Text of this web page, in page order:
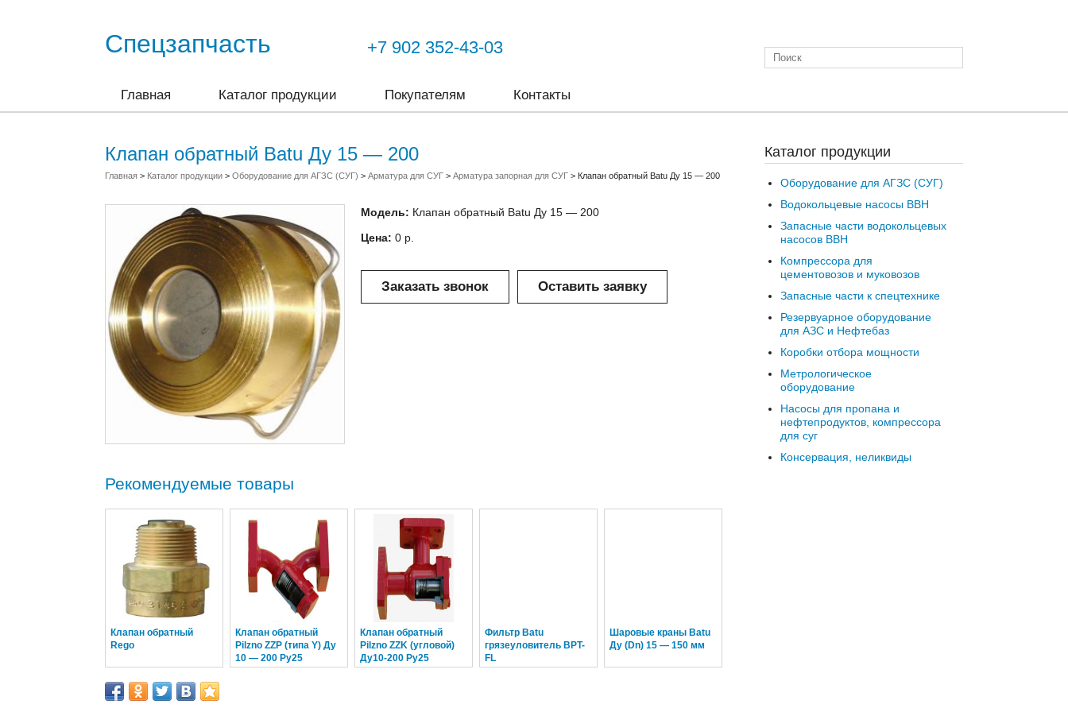
Спецзапчасть +7 902 352-43-03
Главная Каталог продукции Покупателям Контакты
Клапан обратный Batu Ду 15 — 200
Главная > Каталог продукции > Оборудование для АГЗС (СУГ) > Арматура для СУГ > Арматура запорная для СУГ > Клапан обратный Batu Ду 15 — 200
Модель: Клапан обратный Batu Ду 15 — 200
Цена: 0 р.
Заказать звонок Оставить заявку
Рекомендуемые товары
Клапан обратный
Rego
Клапан обратный
Pilzno ZZP (типа Y) Ду
10 — 200 Ру25
Клапан обратный
Pilzno ZZK (угловой)
Ду10-200 Ру25
Фильтр Batu
грязеуловитель BPT-
FL
Шаровые краны Batu
Ду (Dn) 15 — 150 мм
Каталог продукции
Оборудование для АГЗС (СУГ)
Водокольцевые насосы ВВН
Запасные части водокольцевых
насосов ВВН
Компрессора для
цементовозов и муковозов
Запасные части к спецтехнике
Резервуарное оборудование
для АЗС и Нефтебаз
Коробки отбора мощности
Метрологическое
оборудование
Насосы для пропана и
нефтепродуктов, компрессора
для суг
Консервация, неликвиды